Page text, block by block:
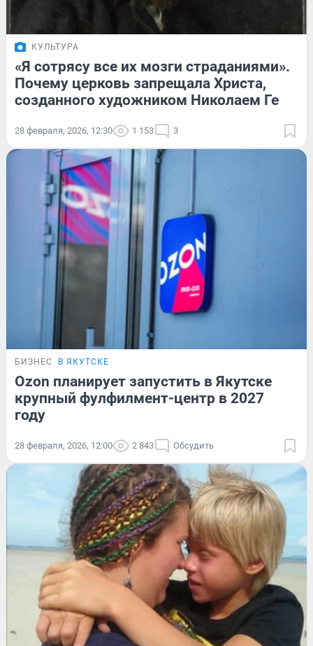
КУЛЬТУРА
«Я сотрясу все их мозги страданиями».
Почему церковь запрещала Христа,
созданного художником Николаем Ге
28 февраля, 2026, 12:30 1 153 3
БИЗНЕС В ЯКУТСКЕ
Ozon планирует запустить в Якутске
крупный фулфилмент-центр в 2027
году
28 февраля, 2026, 12:00 2 843 Обсудить